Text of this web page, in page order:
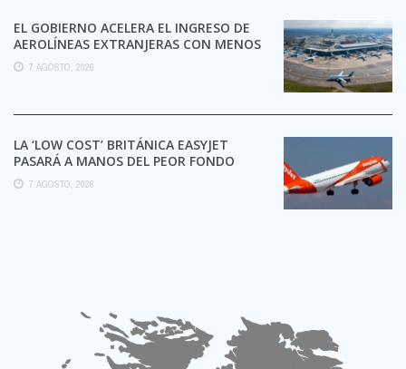
EL GOBIERNO ACELERA EL INGRESO DE
AEROLÍNEAS EXTRANJERAS CON MENOS
TRÁMITES
7 AGOSTO, 2026
LA ‘LOW COST’ BRITÁNICA EASYJET
PASARÁ A MANOS DEL PEOR FONDO
POSIBLE:
7 AGOSTO, 2026